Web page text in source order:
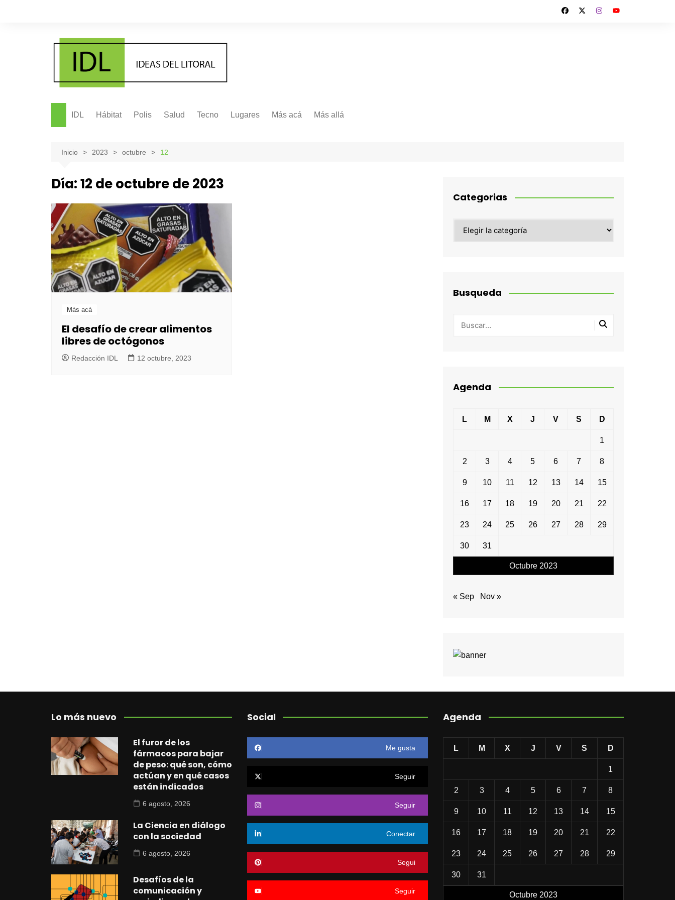
IDL Hábitat Polis Salud Tecno Lugares Más acá Más allá
Inicio 2023 octubre 12
Día:12 de octubre de 2023
Más acá
El desafío de crear alimentos
libres de octógonos
Redacción IDL 12 octubre, 2023
Categorias
Busqueda
Agenda
Octubre 2023
L M X J V S D
1
2 3 4 5 6 7 8
9 10 11 12 13 14 15
16 17 18 19 20 21 22
23 24 25 26 27 28 29
30 31
« Sep Nov »
Lo más nuevo
El furor de los
fármacos para bajar
de peso: qué son, cómo
actúan y en qué casos
están indicados
6 agosto, 2026
La Ciencia en diálogo
con la sociedad
6 agosto, 2026
Desafíos de la
comunicación y
Social
Me gusta
Seguir
Seguir
Conectar
Segui
Seguir
Agenda
Octubre 2023
L M X J V S D
1
2 3 4 5 6 7 8
9 10 11 12 13 14 15
16 17 18 19 20 21 22
23 24 25 26 27 28 29
30 31